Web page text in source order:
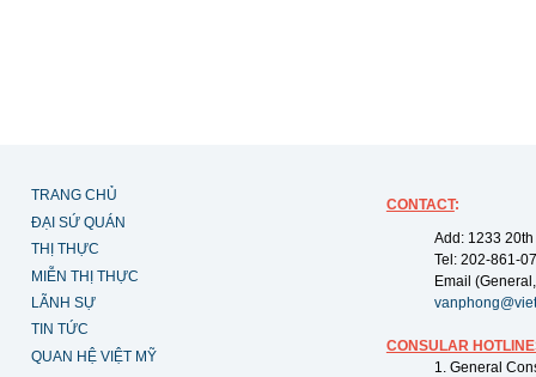
TRANG CHỦ
ĐẠI SỨ QUÁN
THỊ THỰC
MIỄN THỊ THỰC
LÃNH SỰ
TIN TỨC
QUAN HỆ VIỆT MỸ
CONTACT:
Add: 1233
Tel: 202-861-
Email
CONSULAR
1. General